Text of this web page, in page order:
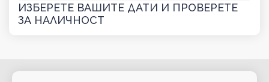
ИЗБЕРЕТЕ ВАШИТЕ ДАТИ И ПРОВЕРЕТЕ
ЗА НАЛИЧНОСТ